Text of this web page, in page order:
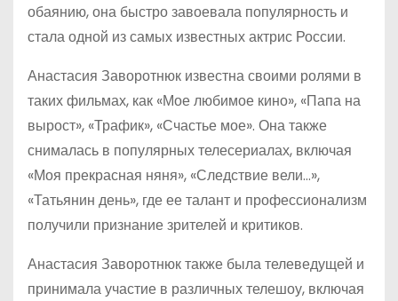
обаянию, она быстро завоевала популярность и
стала одной из самых известных актрис России.
Анастасия Заворотнюк известна своими ролями в
таких фильмах, как «Мое любимое кино», «Папа на
вырост», «Трафик», «Счастье мое». Она также
снималась в популярных телесериалах, включая
«Моя прекрасная няня», «Следствие вели…»,
«Татьянин день», где ее талант и профессионализм
получили признание зрителей и критиков.
Анастасия Заворотнюк также была телеведущей и
принимала участие в различных телешоу, включая